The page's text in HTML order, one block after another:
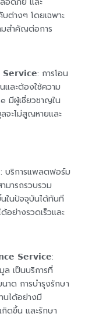
ต่างๆ โดยเฉพาะ
สำคัญต่อการ
การโอน
และต้องใช้ความ
มีผู้เชี่ยวชาญใน
จะไม่สูญหายและ
ริการแพลตฟอร์ม
มารถรวบรวม
นในปัจจุบันได้ทันที
อย่างรวดเร็วและ
𝗦𝗲𝗿𝘃𝗶𝗰𝗲:
เป็นบริการที่
าด การบำรุงรักษา
นได้อย่างมี
ดขึ้น และรักษา